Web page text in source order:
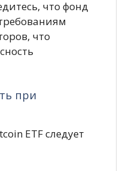
что фонд
что
при
ETF следует